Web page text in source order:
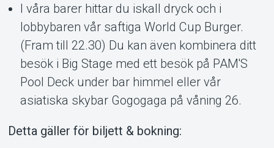
Om Tickster
I våra barer hittar du iskall dryck och i
lobbybaren vår saftiga World Cup Burger.
(Fram till 22.30) Du kan även kombinera ditt
besök i Big Stage med ett besök på PAM'S
Pool Deck under bar himmel eller vår
asiatiska skybar Gogogaga på våning 26.
Detta gäller för biljett & bokning: